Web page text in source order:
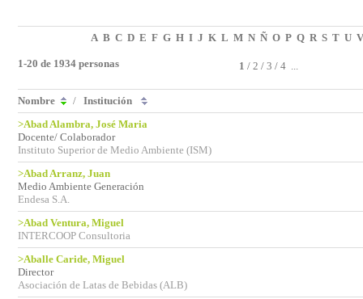
A B C D E F G H I J K L M N Ñ O P Q R S T U V
1-20 de 1934 personas 1 / 2 / 3 / 4 ...
Nombre / Institución
>Abad Alambra, José Maria
Docente/ Colaborador
Instituto Superior de Medio Ambiente (ISM)
>Abad Arranz, Juan
Medio Ambiente Generación
Endesa S.A.
>Abad Ventura, Miguel
INTERCOOP Consultoria
>Aballe Caride, Miguel
Director
Asociación de Latas de Bebidas (ALB)